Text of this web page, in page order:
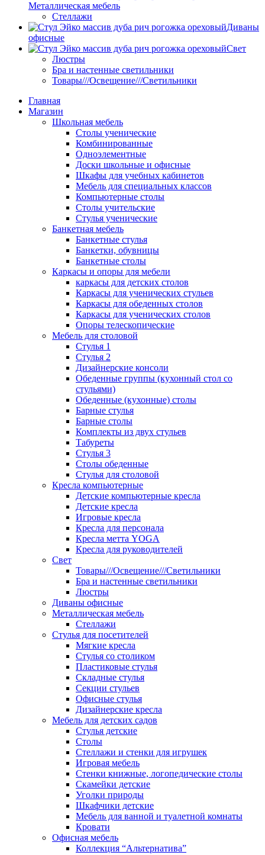
Металлическая мебель
Стеллажи
Диваны
офисные
Свет
Люстры
Бра и настенные светильники
Товары///Освещение///Светильники
Главная
Магазин
Школьная мебель
Столы ученические
Комбинированные
Одноэлементные
Доски школьные и офисные
Шкафы для учебных кабинетов
Мебель для специальных классов
Компьютерные столы
Столы учительские
Стулья ученические
Банкетная мебель
Банкетные стулья
Банкетки, обувницы
Банкетные столы
Каркасы и опоры для мебели
каркасы для детских столов
Каркасы для ученических стульев
Каркасы для обеденных столов
Каркасы для ученических столов
Опоры телескопические
Мебель для столовой
Стулья 1
Стулья 2
Дизайнерские консоли
Обеденные группы (кухонный стол со
стульями)
Обеденные (кухонные) столы
Барные стулья
Барные столы
Комплекты из двух стульев
Табуреты
Стулья 3
Столы обеденные
Стулья для столовой
Кресла компьютерные
Детские компьютерные кресла
Детские кресла
Игровые кресла
Кресла для персонала
Кресла метта YOGA
Кресла для руководителей
Свет
Товары///Освещение///Светильники
Бра и настенные светильники
Люстры
Диваны офисные
Металлическая мебель
Стеллажи
Стулья для посетителей
Мягкие кресла
Стулья со столиком
Пластиковые стулья
Складные стулья
Секции стульев
Офисные стулья
Дизайнерские кресла
Мебель для детских садов
Стулья детские
Столы
Стеллажи и стенки для игрушек
Игровая мебель
Стенки книжные, логопедические столы
Скамейки детские
Уголки природы
Шкафчики детские
Мебель для ванной и туалетной комнаты
Кровати
Офисная мебель
Коллекция “Альтернатива”